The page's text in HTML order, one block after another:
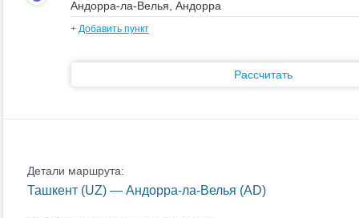
+ Добавить пункт
Рассчитать
Детали маршрута:
Ташкент (UZ) — Андорра-ла-Велья (AD)